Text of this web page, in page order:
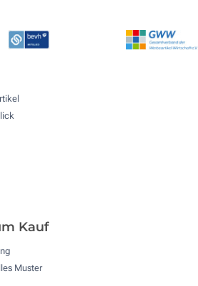
Kauf
Muster